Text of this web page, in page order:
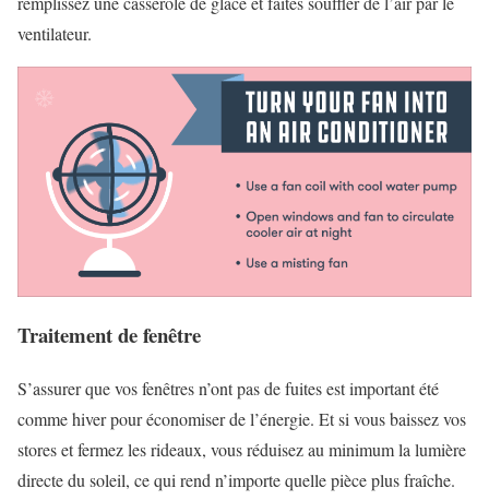
ventilateur.
Traitement de fenêtre
S’assurer que vos fenêtres n’ont pas de fuites est important été
comme hiver pour économiser de l’énergie. Et si vous baissez vos
stores et fermez les rideaux, vous réduisez au minimum la lumière
directe du soleil, ce qui rend n’importe quelle pièce plus fraîche.